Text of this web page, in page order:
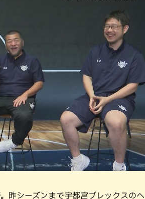
昨シーズンまで宇都宮ブレックスのヘ